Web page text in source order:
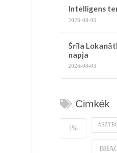
Intelligens
2026-08-05
Śrīla
napja
2026-08-03
Cimkék
1%